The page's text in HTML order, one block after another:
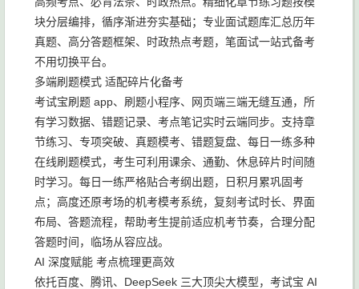
块分层编排，循序渐进夯实基础；专业面试题库汇总历年
真题、高分答题框架、时政热点考题，笔面试一站式备考
不用切换平台。
多端刷题模式 适配碎片化备考
考试宝刷题 app、刷题小程序、网页端三端无缝互通，所
有学习数据、错题记录、考点笔记实时云端同步。支持章
节练习、专项突破、真题模考、错题复盘、每日一练多种
在线刷题模式，考生可利用课余、通勤、休息碎片时间随
时学习。每日一练严格贴合考纲出题，日积月累巩固考
点；高度还原考场的机考模考系统，复刻考试时长、界面
布局、答题流程，帮助考生提前适应机考节奏，合理分配
答题时间，临场从容应战。
AI 深度赋能 考点梳理更高效
依托百度、腾讯、DeepSeek 三大顶尖大模型，考试宝 AI